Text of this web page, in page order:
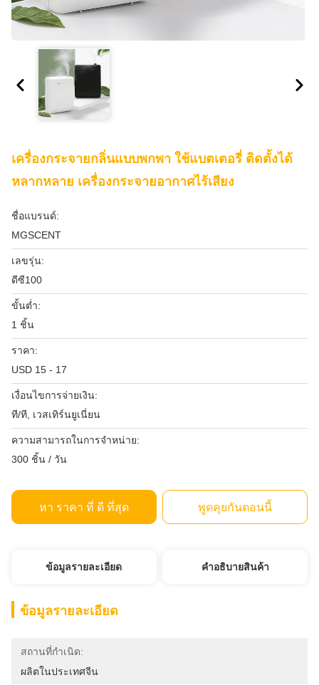
เครื่องกระจายกลิ่นแบบพกพา ใช้แบตเตอรี่ ติดตั้งได้
หลากหลาย เครื่องกระจายอากาศไร้เสียง
ชื่อแบรนด์:
MGSCENT
เลขรุ่น:
ดีซี100
ขั้นต่ำ:
1 ชิ้น
ราคา:
USD 15 - 17
เงื่อนไขการจ่ายเงิน:
ที/ที, เวสเทิร์นยูเนี่ยน
ความสามารถในการจําหน่าย:
300 ชิ้น / วัน
หา ราคา ที่ ดี ที่สุด พูดคุยกันตอนนี้
ข้อมูลรายละเอียด คําอธิบายสินค้า
ข้อมูลรายละเอียด
สถานที่กำเนิด:
ผลิตในประเทศจีน